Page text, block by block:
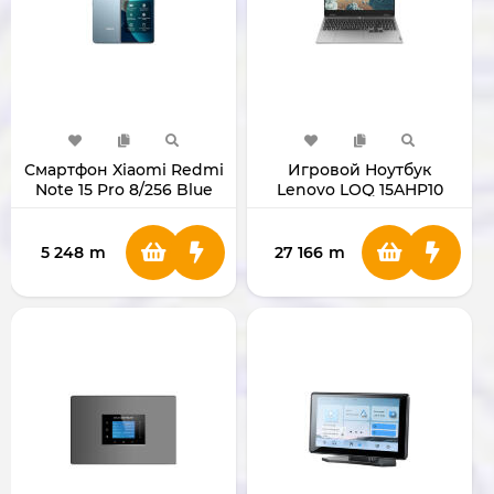
Смартфон Xiaomi Redmi
Note 15 Pro 8/256 Blue
5 248 m
Игровой Ноутбук
Lenovo LOQ 15AHP10
16GB SSD 1TB RTX5060
8GB 83JG000WRK
27 166 m